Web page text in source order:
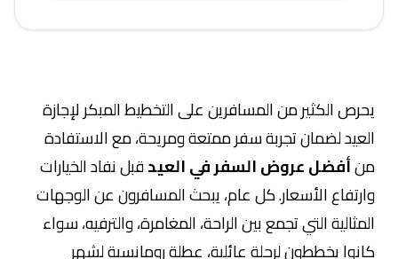
يحرص الكثير من المسافرين على التخطيط المبكر لإجازة
العيد لضمان تجربة سفر ممتعة ومريحة، مع الاستفادة
منأفضل عروض السفر في العيدقبل نفاد الخيارات
وارتفاع الأسعار. كل عام، يبحث المسافرون عن الوجهات
المثالية التي تجمع بين الراحة، المغامرة، والترفيه، سواء
كانوا يخططون لرحلة عائلية، عطلة رومانسية لشهر